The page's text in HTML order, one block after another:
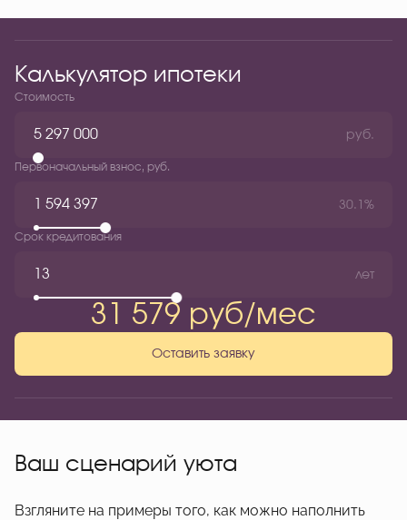
Калькулятор ипотеки
Стоимость
руб.
Первоначальный взнос, руб.
30.1%
Срок кредитования
лет
31 579 руб/мес
Оставить заявку
Ваш сценарий уюта
Взгляните на примеры того, как можно наполнить